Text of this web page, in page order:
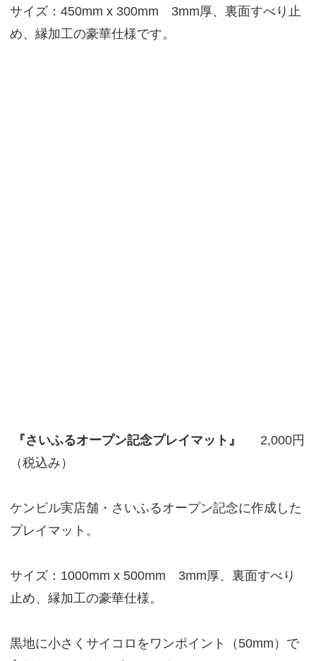
サイズ：450mm x 300mm 3mm厚、裏面すべり止
め、縁加工の豪華仕様です。
『さいふるオープン記念プレイマット』
2,000円
（税込み）
ケンビル実店舗・さいふるオープン記念に作成した
プレイマット。
サイズ：1000mm x 500mm 3mm厚、裏面すべり
止め、縁加工の豪華仕様。
黒地に小さくサイコロをワンポイント（50mm）で